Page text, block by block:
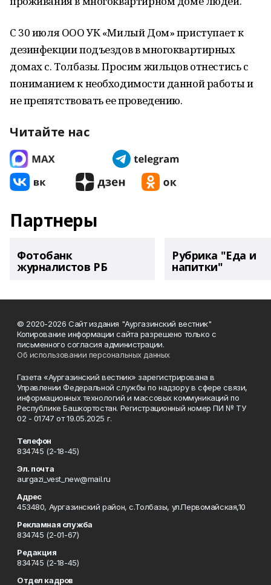
С 30 июля ООО УК «Милый Дом» приступает к
дезинфекции подъездов в многоквартирных
домах с. Толбазы. Просим жильцов отнестись с
пониманием к необходимости данной работы и
не препятствовать ее проведению.
Читайте нас
Партнеры
Фотобанк
журналистов РБ
Рубрика "Еда и
напитки"
© 2020-2026 Сайт издания "Аургазинский вестник"
Копирование информации сайта разрешено только с
письменного согласия администрации.
Об использовании персональных данных
Газета «Аургазинский вестник» зарегистрирована в
Управлении Федеральной службы по надзору в сфере связи,
информационных технологий и массовых коммуникаций по
Республике Башкортостан. Регистрационный номер ПИ № ТУ
02 - 01747 от 19.05.2025 г.
Телефон
834745 (2-18-45)
Эл. почта
aurgazi_vest_new@mail.ru
Адрес
453480, Аургазинский район, с.Толбазы, ул.Первомайская,10
Рекламная служба
834745 (2-01-67)
Редакция
834745 (2-18-45)
Отдел кадров